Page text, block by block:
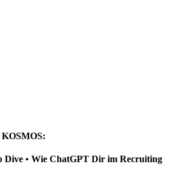
Dive • Wie ChatGPT Dir im Recruiting